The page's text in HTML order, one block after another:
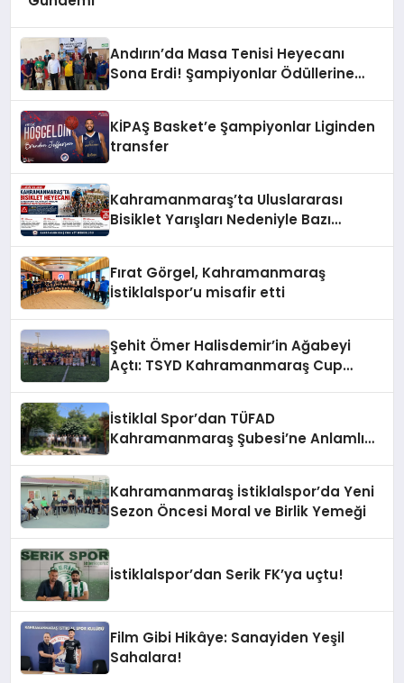
Andırın’da Masa Tenisi Heyecanı
Sona Erdi! Şampiyonlar Ödüllerine
KİPAŞ Basket’e Şampiyonlar Liginden
transfer
Kahramanmaraş’ta Uluslararası
Bisiklet Yarışları Nedeniyle Bazı
Fırat Görgel, Kahramanmaraş
İstiklalspor’u misafir etti
Şehit Ömer Halisdemir’in Ağabeyi
Açtı: TSYD Kahramanmaraş Cup
İstiklal Spor’dan TÜFAD
Kahramanmaraş Şubesi’ne Anlamlı
Kahramanmaraş İstiklalspor’da Yeni
Sezon Öncesi Moral ve Birlik Yemeği
İstiklalspor’dan Serik FK’ya uçtu!
Film Gibi Hikâye: Sanayiden Yeşil
Sahalara!